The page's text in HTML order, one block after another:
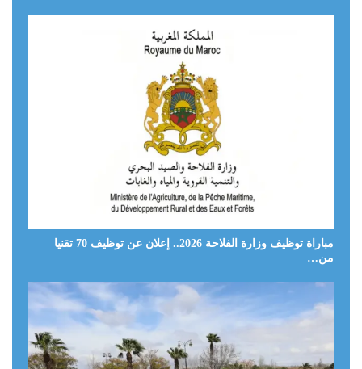
مباراة توظيف وزارة الفلاحة 2026.. إعلان عن توظيف 70 تقنيا
من…